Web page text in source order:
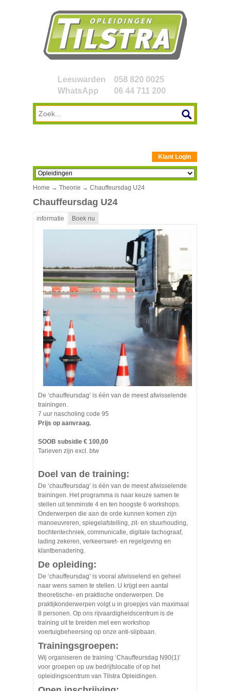
Leeuwarden
058 820 0025
WhatsApp
06 44 711 200
Klant Login
Home → Theorie → Chauffeursdag U24
Chauffeursdag U24
De ‘chauffeursdag’ is één van de meest afwisselende
trainingen.
7 uur nascholing code 95
Prijs op aanvraag.
SOOB subsidie € 100,00
Tarieven zijn excl. btw
Doel van de training:
De ‘chauffeursdag’ is één van de meest afwisselende
trainingen. Het programma is naar keuze samen te
stellen uit tenminste 4 en ten hoogste 6 workshops.
Onderwerpen die aan de orde kunnen komen zijn
manoeuvreren, spiegelafstelling, zit- en stuurhouding,
bochtentechniek, communicatie, digitale tachograaf,
lading zekeren, verkeerswet- en regelgeving en
klantbenadering.
De opleiding:
De ‘chauffeursdag’ is vooral afwisselend en geheel
naar wens samen te stellen. U krijgt een aantal
theoretische- en praktische onderwerpen. De
praktijkonderwerpen volgt u in groepjes van maximaal
8 personen. Op ons rijvaardigheidscentrum is de
training uit te breiden met een workshop
voertuigbeheersing op onze anti-slipbaan.
Trainingsgroepen:
Wij organiseren de training ‘Chauffeursdag N90(1)’
voor groepen op uw bedrijfslocatie of op het
opleidingscentrum van Tilstra Opleidingen.
informatie Boek nu